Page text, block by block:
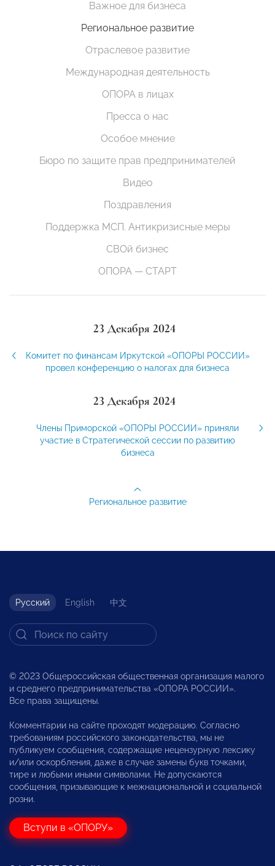
Важное для бизнеса
Региональное развитие
Отраслевое развитие
Международная деятельность
ОПОРА в лицах
Пресса о нас
Особое мнение
Бюро по защите прав предпринимателей
Видео
Поздравления
Поддержка МСП. Антикризисные меры
СВОй бизнес
ОПОРА — СТАРТ
23 Декабря 2024
Комитет по финансам Иркутской «ОПОРЫ РОССИИ»
провел конференцию о налогах для бизнеса
23 Декабря 2024
Члены Приморской «ОПОРЫ РОССИИ» приняли
участие в Стратегической сессии по развитию
бизнеса
Региональное развитие
Русский English 中文
© 2023 Общероссийская общественная организация малого
и среднего предпринимательства «ОПОРА РОССИИ».
Все права защищены.
Комментарии на сайте проходят модерацию. Согласно
требованиям российского законодательства, мы не
публикуем сообщения, содержащие нецензурную лексику
и/или оскорбления, даже в случае замены букв точками,
тире и любыми иными символами. Не допускаются
сообщения, призывающие к межнациональной и социальной
розни.
Вступи в «ОПОРУ»